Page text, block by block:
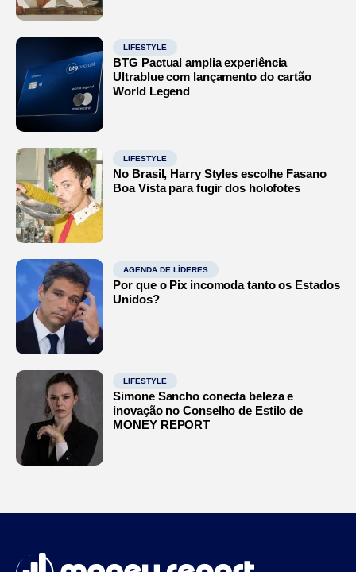
LIFESTYLE
BTG Pactual amplia experiência
Ultrablue com lançamento do cartão
World Legend
LIFESTYLE
No Brasil, Harry Styles escolhe Fasano
Boa Vista para fugir dos holofotes
AGENDA DE LÍDERES
Por que o Pix incomoda tanto os Estados
Unidos?
LIFESTYLE
Simone Sancho conecta beleza e
inovação no Conselho de Estilo de
MONEY REPORT